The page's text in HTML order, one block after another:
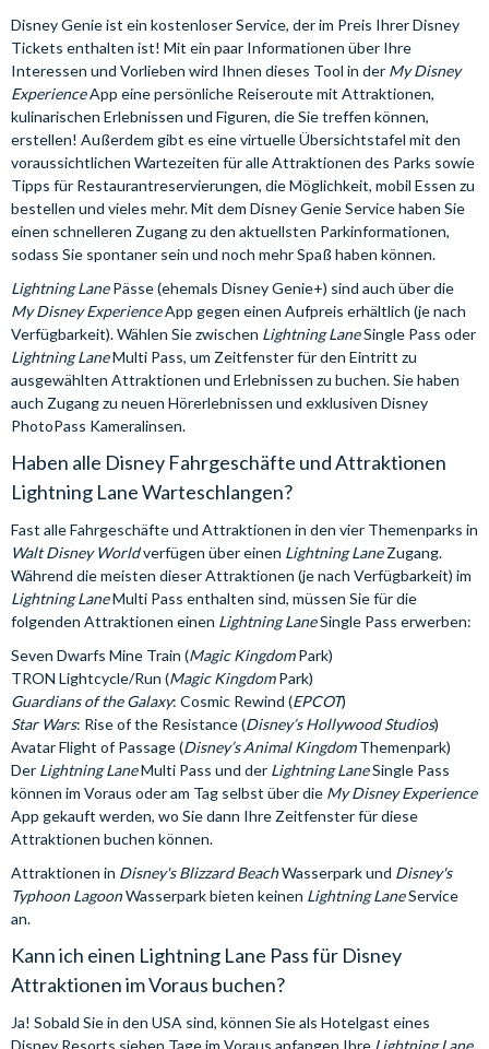
Disney Genie ist ein kostenloser Service, der im Preis Ihrer Disney
Tickets enthalten ist! Mit ein paar Informationen über Ihre
Interessen und Vorlieben wird Ihnen dieses Tool in der My Disney
ExperienceApp eine persönliche Reiseroute mit Attraktionen,
kulinarischen Erlebnissen und Figuren, die Sie treffen können,
erstellen! Außerdem gibt es eine virtuelle Übersichtstafel mit den
voraussichtlichen Wartezeiten für alle Attraktionen des Parks sowie
Tipps für Restaurantreservierungen, die Möglichkeit, mobil Essen zu
bestellen und vieles mehr. Mit dem Disney Genie Service haben Sie
einen schnelleren Zugang zu den aktuellsten Parkinformationen,
sodass Sie spontaner sein und noch mehr Spaß haben können.
Lightning LanePässe(ehemals Disney Genie+) sind auch über die
My Disney ExperienceApp gegen einen Aufpreis erhältlich (je nach
Verfügbarkeit). Wählen Sie zwischen Lightning LaneSingle Pass oder
Lightning LaneMulti Pass, um Zeitfenster für den Eintritt zu
ausgewählten Attraktionen und Erlebnissen zu buchen. Sie haben
auch Zugang zu neuen Hörerlebnissen und exklusiven Disney
PhotoPass Kameralinsen.
Haben alle Disney Fahrgeschäfte und Attraktionen
Lightning Lane Warteschlangen?
Fast alle Fahrgeschäfte und Attraktionen in den vier Themenparks in
Walt Disney Worldverfügen über einen Lightning LaneZugang.
Während die meisten dieser Attraktionen (je nach Verfügbarkeit) im
Lightning LaneMulti Pass enthalten sind, müssen Sie für die
folgenden Attraktionen einen Lightning LaneSingle Pass erwerben:
Seven Dwarfs Mine Train (Magic KingdomPark)
TRON Lightcycle/Run (Magic KingdomPark)
Guardians of the Galaxy: Cosmic Rewind (EPCOT)
Star Wars: Rise of the Resistance (Disney’s Hollywood Studios)
Avatar Flight of Passage (Disney’s Animal KingdomThemenpark)
Der Lightning LaneMulti Pass und der Lightning LaneSingle Pass
können im Voraus oder am Tag selbst über die My Disney Experience
App gekauft werden, wo Sie dann Ihre Zeitfenster für diese
Attraktionen buchen können.
Attraktionen in Disney's Blizzard BeachWasserpark und Disney's
Typhoon LagoonWasserpark bieten keinen Lightning LaneService
an.
Kann ich einen Lightning Lane Pass für Disney
Attraktionen im Voraus buchen?
Ja! Sobald Sie in den USA sind, können Sie als Hotelgast eines
Disney Resorts sieben Tage im Voraus anfangen Ihre Lightning Lane